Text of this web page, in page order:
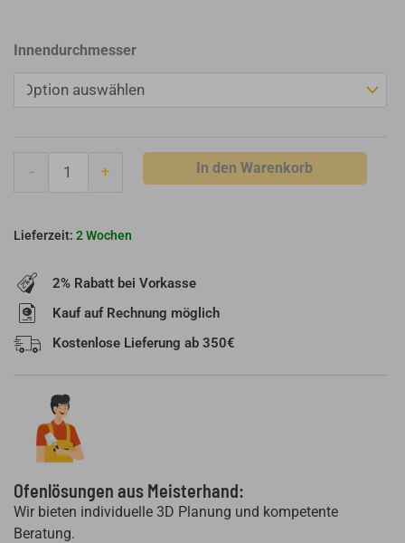
Innendurchmesser
-
Muldenthaler
mit
Drosselklappe
Vierkant
8x8
Menge
+ In den Warenkorb
2 Wochen
2% Rabatt bei Vorkasse
Kauf auf Rechnung möglich
Kostenlose Lieferung ab 350€
Ofenlösungen aus Meisterhand:
Wir bieten individuelle 3D Planung und kompetente
Beratung.